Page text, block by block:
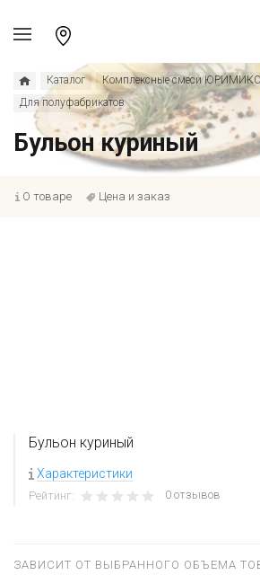
Каталог
Комплексные смеси ЮРИМИКС
Для полуфабрикатов
Бульон куриный
О товаре Цена и заказ
Бульон куриный
Характеристики
Рейтинг: 0 отзывов
ЗАВИСИТ ОТ ВЫБРАННОГО ОБЪЕМА